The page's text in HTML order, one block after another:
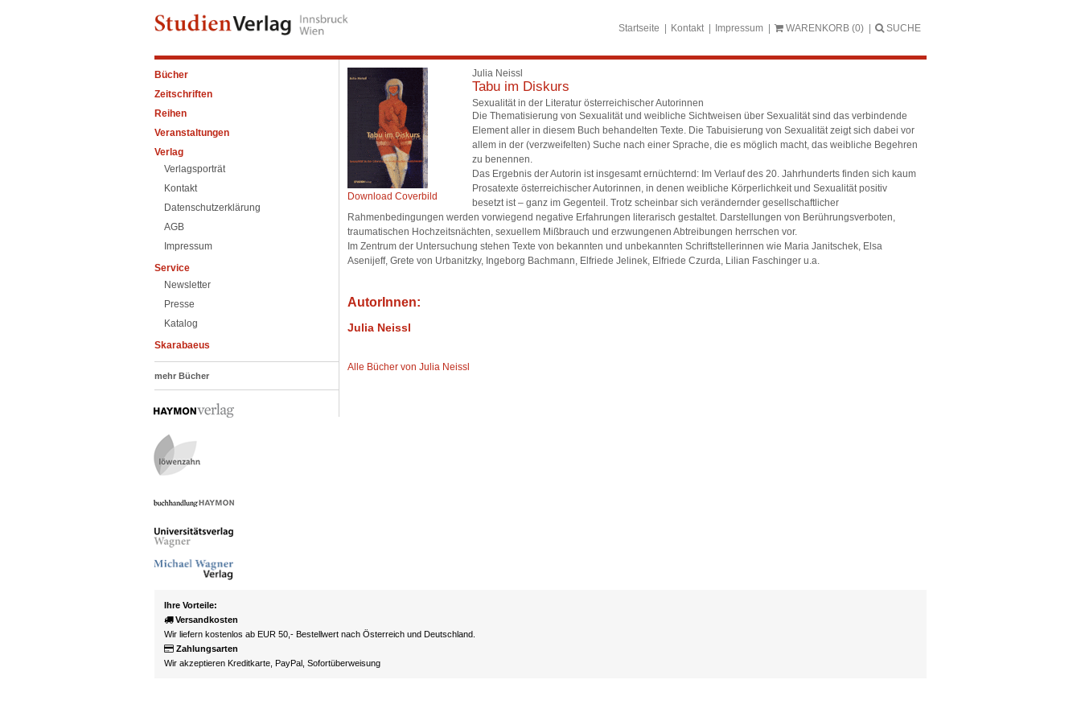
Startseite Kontakt Impressum WARENKORB (0) SUCHE
Bücher
Zeitschriften
Reihen
Veranstaltungen
Verlag
Verlagsporträt
Kontakt
Datenschutzerklärung
AGB
Impressum
Service
Newsletter
Presse
Katalog
Skarabaeus
mehr Bücher
Download Coverbild
Julia Neissl
Tabu im Diskurs
Sexualität in der Literatur österreichischer Autorinnen
Die Thematisierung von Sexualität und weibliche Sichtweisen über Sexualität sind das verbindende
Element aller in diesem Buch behandelten Texte. Die Tabuisierung von Sexualität zeigt sich dabei vor
allem in der (verzweifelten) Suche nach einer Sprache, die es möglich macht, das weibliche Begehren
zu benennen.
Das Ergebnis der Autorin ist insgesamt ernüchternd: Im Verlauf des 20. Jahrhunderts finden sich kaum
Prosatexte österreichischer Autorinnen, in denen weibliche Körperlichkeit und Sexualität positiv
besetzt ist – ganz im Gegenteil. Trotz scheinbar sich verändernder gesellschaftlicher
Rahmenbedingungen werden vorwiegend negative Erfahrungen literarisch gestaltet. Darstellungen von Berührungsverboten,
traumatischen Hochzeitsnächten, sexuellem Mißbrauch und erzwungenen Abtreibungen herrschen vor.
Im Zentrum der Untersuchung stehen Texte von bekannten und unbekannten Schriftstellerinnen wie Maria Janitschek, Elsa
Asenijeff, Grete von Urbanitzky, Ingeborg Bachmann, Elfriede Jelinek, Elfriede Czurda, Lilian Faschinger u.a.
AutorInnen:
Julia Neissl
Alle Bücher von Julia Neissl
Ihre Vorteile:
Versandkosten
Wir liefern kostenlos ab EUR 50,- Bestellwert nach Österreich und Deutschland.
Zahlungsarten
Wir akzeptieren Kreditkarte, PayPal, Sofortüberweisung